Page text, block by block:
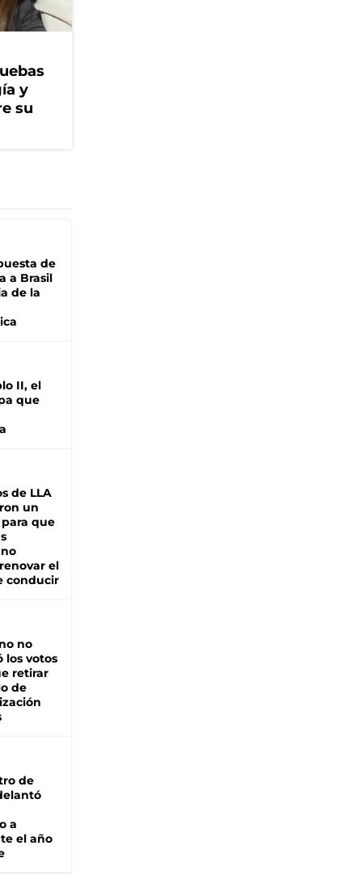
y
su
de
a Brasil
de la
II, el
que
de LLA
un
que
el
conducir
no
los votos
retirar
de
de
a
el año